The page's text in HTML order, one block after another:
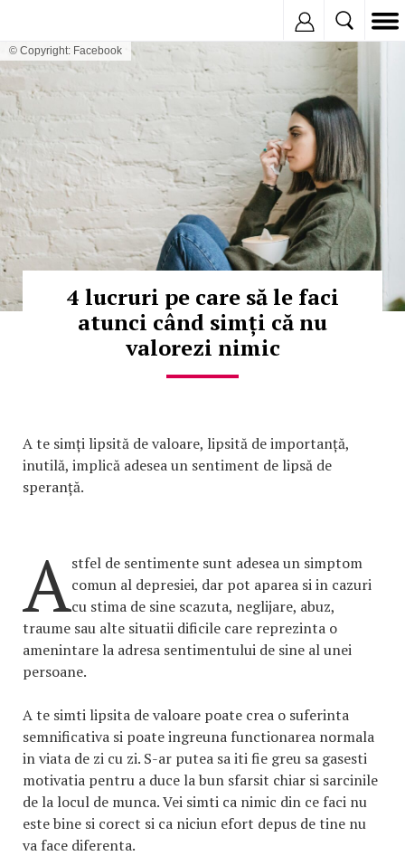
© Copyright: Facebook
4 lucruri pe care să le faci
atunci când simți că nu
valorezi nimic
A te simți lipsită de valoare, lipsită de importanță,
inutilă, implică adesea un sentiment de lipsă de
speranță.
Astfel de sentimente sunt adesea un simptom
comun al depresiei, dar pot aparea si in cazuri
cu stima de sine scazuta, neglijare, abuz,
traume sau alte situatii dificile care reprezinta o
amenintare la adresa sentimentului de sine al unei
persoane.
A te simti lipsita de valoare poate crea o suferinta
semnificativa si poate ingreuna functionarea normala
in viata de zi cu zi. S-ar putea sa iti fie greu sa gasesti
motivatia pentru a duce la bun sfarsit chiar si sarcinile
de la locul de munca. Vei simti ca nimic din ce faci nu
este bine si corect si ca niciun efort depus de tine nu
va face diferenta.